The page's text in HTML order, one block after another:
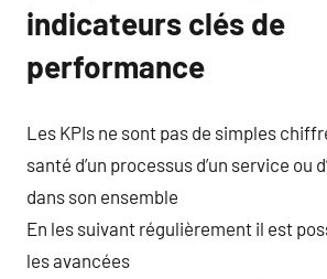
indicateurs clés de
performance
Les KPIs ne sont pas de simples
santé d’un processus d’un service ou
dans son ensemble
En les suivant régulièrement il est
les avancées